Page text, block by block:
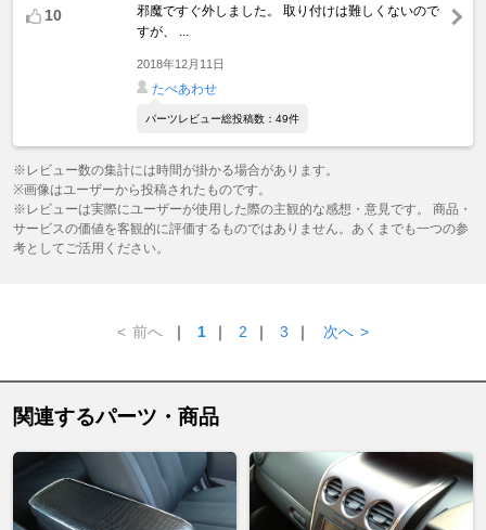
10
邪魔ですぐ外しました。 取り付けは難しくないので
すが、 ...
2018年12月11日
たべあわせ
パーツレビュー総投稿数：49件
※レビュー数の集計には時間が掛かる場合があります。
※画像はユーザーから投稿されたものです。
※レビューは実際にユーザーが使用した際の主観的な感想・意見です。 商品・
サービスの価値を客観的に評価するものではありません。あくまでも一つの参
考としてご活用ください。
< 前へ ｜ 1 ｜ 2 ｜ 3 ｜ 次へ >
関連するパーツ・商品